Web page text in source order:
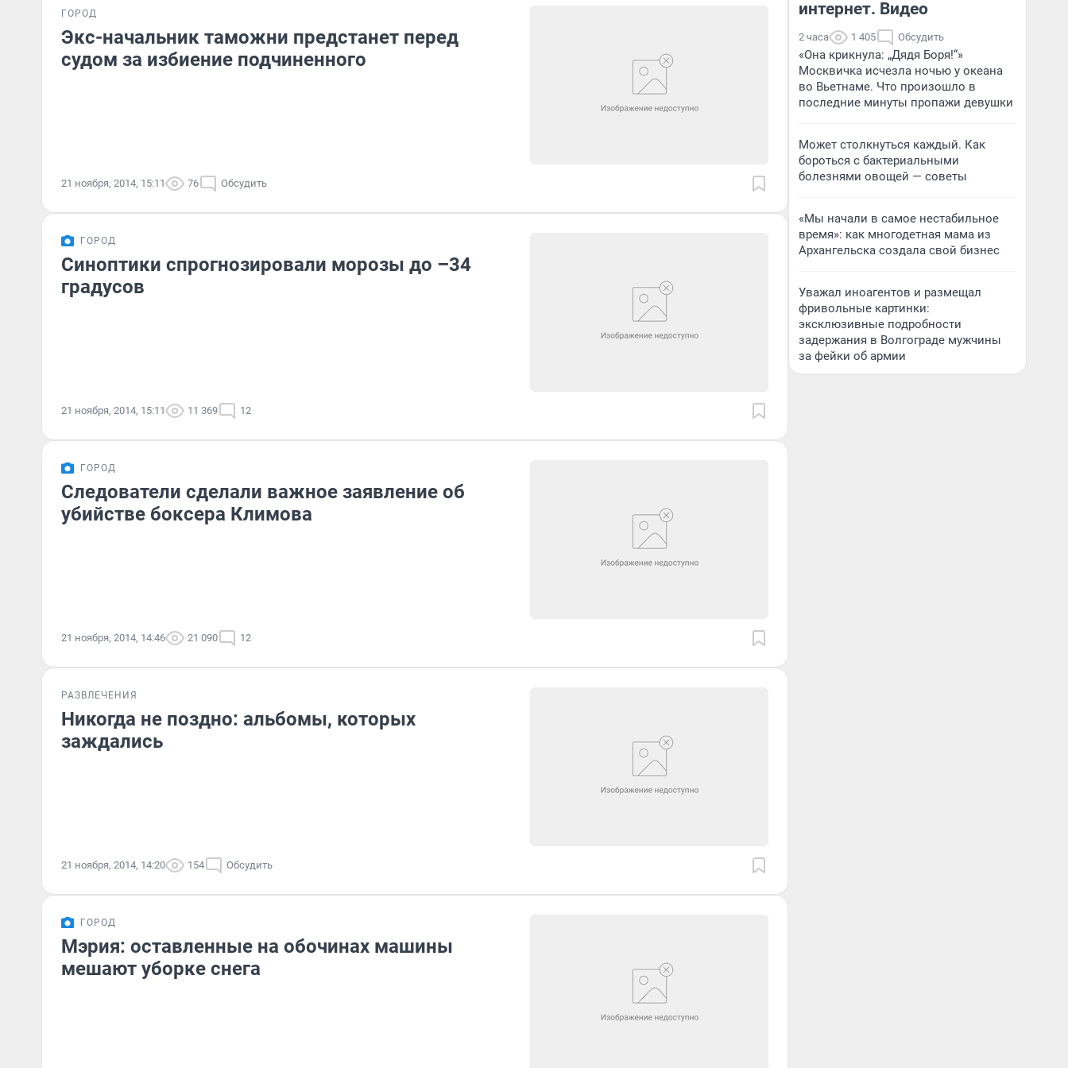
ГОРОД
Экс-начальник таможни предстанет перед
судом за избиение подчиненного
21 ноября, 2014, 15:11 76 Обсудить
ГОРОД
Синоптики спрогнозировали морозы до –34
градусов
21 ноября, 2014, 15:11 11 369 12
ГОРОД
Следователи сделали важное заявление об
убийстве боксера Климова
21 ноября, 2014, 14:46 21 090 12
РАЗВЛЕЧЕНИЯ
Никогда не поздно: альбомы, которых
заждались
21 ноября, 2014, 14:20 154 Обсудить
ГОРОД
Мэрия: оставленные на обочинах машины
мешают уборке снега
интернет. Видео
2 часа 1 405 Обсудить
«Она крикнула: „Дядя Боря!“»
Москвичка исчезла ночью у океана
во Вьетнаме. Что произошло в
последние минуты пропажи девушки
Может столкнуться каждый. Как
бороться с бактериальными
болезнями овощей — советы
«Мы начали в самое нестабильное
время»: как многодетная мама из
Архангельска создала свой бизнес
Уважал иноагентов и размещал
фривольные картинки:
эксклюзивные подробности
задержания в Волгограде мужчины
за фейки об армии